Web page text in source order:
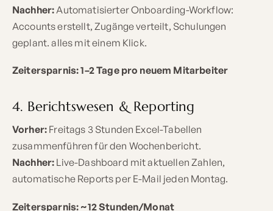
Nachher: Automatisierter Onboarding-Workflow:
Accounts erstellt, Zugänge verteilt, Schulungen
geplant. alles mit einem Klick.
Zeitersparnis: 1–2 Tage pro neuem Mitarbeiter
4. Berichtswesen & Reporting
Vorher: Freitags 3 Stunden Excel-Tabellen
zusammenführen für den Wochenbericht.
Nachher: Live-Dashboard mit aktuellen Zahlen,
automatische Reports per E-Mail jeden Montag.
Zeitersparnis: ~12 Stunden/Monat